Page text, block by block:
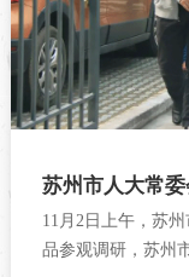
苏州市人大常
11月2日上午，苏
品参观调研，苏州